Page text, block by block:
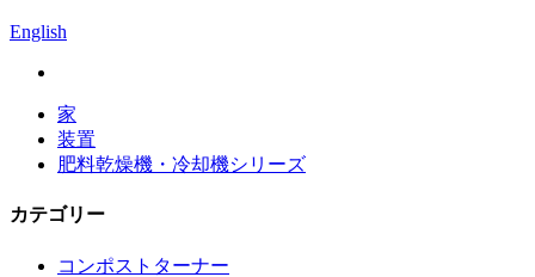
English
家
装置
肥料乾燥機・冷却機シリーズ
カテゴリー
コンポストターナー